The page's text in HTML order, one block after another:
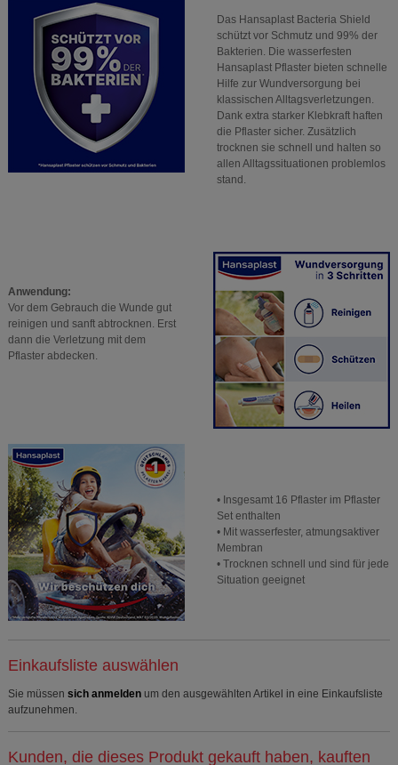
Das Hansaplast Bacteria Shield
schützt vor Schmutz und 99% der
Bakterien. Die wasserfesten
Hansaplast Pflaster bieten schnelle
Hilfe zur Wundversorgung bei
klassischen Alltagsverletzungen.
Dank extra starker Klebkraft haften
die Pflaster sicher. Zusätzlich
trocknen sie schnell und halten so
allen Alltagssituationen problemlos
stand.
Anwendung:
Vor dem Gebrauch die Wunde gut
reinigen und sanft abtrocknen. Erst
dann die Verletzung mit dem
Pflaster abdecken.
• Insgesamt 16 Pflaster im Pflaster
Set enthalten
• Mit wasserfester, atmungsaktiver
Membran
• Trocknen schnell und sind für jede
Situation geeignet
Einkaufsliste auswählen
Sie müssen sich anmelden um den ausgewählten Artikel in eine Einkaufsliste
aufzunehmen.
Kunden, die dieses Produkt gekauft haben, kauften